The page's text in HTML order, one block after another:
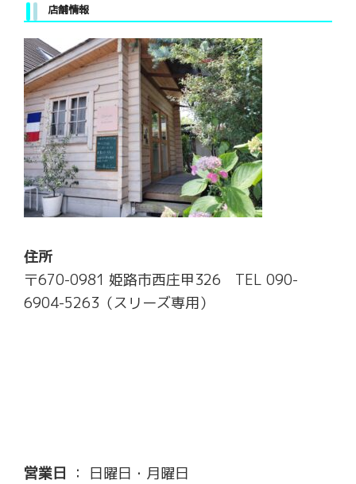
店舗情報
住所
〒670-0981 姫路市西庄甲326 TEL 090-
6904-5263（スリーズ専用）
営業日 ： 日曜日・月曜日